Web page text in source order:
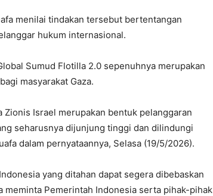
menilai tindakan tersebut bertentangan
hukum internasional.
Sumud Flotilla 2.0 sepenuhnya merupakan
masyarakat Gaza.
Israel merupakan bentuk pelanggaran
seharusnya dijunjung tinggi dan dilindungi
dalam pernyataannya, Selasa (19/5/2026).
yang ditahan dapat segera dibebaskan
meminta Pemerintah Indonesia serta pihak-pihak